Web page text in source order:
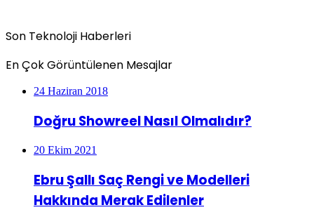
Son Teknoloji Haberleri
En Çok Görüntülenen Mesajlar
24 Haziran 2018
Doğru Showreel Nasıl Olmalıdır?
20 Ekim 2021
Ebru Şallı Saç Rengi ve Modelleri
Hakkında Merak Edilenler